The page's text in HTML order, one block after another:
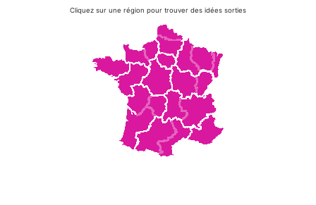
Cliquez sur une région pour trouver des idées sorties